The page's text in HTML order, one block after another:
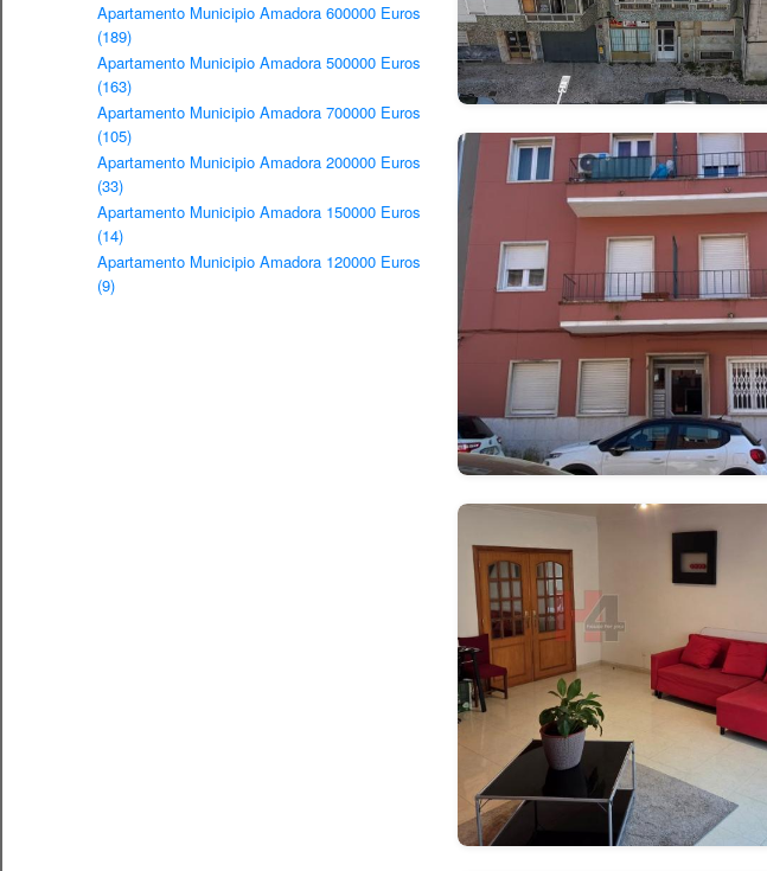
Apartamento Municipio Amadora 600000 Euros
(189)
Apartamento Municipio Amadora 500000 Euros
(163)
Apartamento Municipio Amadora 700000 Euros
(105)
Apartamento Municipio Amadora 200000 Euros
(33)
Apartamento Municipio Amadora 150000 Euros
(14)
Apartamento Municipio Amadora 120000 Euros
(9)